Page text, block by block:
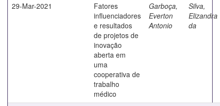
29-Mar-2021
Fatores
influenciadores
e resultados
de projetos de
inovação
aberta em
uma
cooperativa de
trabalho
médico
Garboça,
Everton
Antonio
Silva,
Elizandra
da